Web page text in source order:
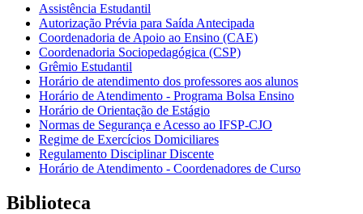
Assistência Estudantil
Autorização Prévia para Saída Antecipada
Coordenadoria de Apoio ao Ensino (CAE)
Coordenadoria Sociopedagógica (CSP)
Grêmio Estudantil
Horário de atendimento dos professores aos alunos
Horário de Atendimento - Programa Bolsa Ensino
Horário de Orientação de Estágio
Normas de Segurança e Acesso ao IFSP-CJO
Regime de Exercícios Domiciliares
Regulamento Disciplinar Discente
Horário de Atendimento - Coordenadores de Curso
Biblioteca